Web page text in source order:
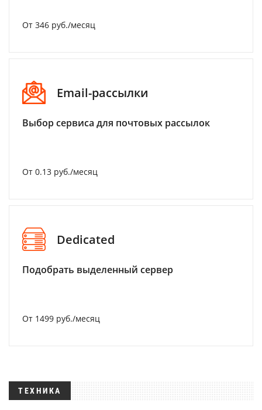
От 346 руб./месяц
Email-рассылки
Выбор сервиса для почтовых рассылок
От 0.13 руб./месяц
Dedicated
Подобрать выделенный сервер
От 1499 руб./месяц
ТЕХНИКА